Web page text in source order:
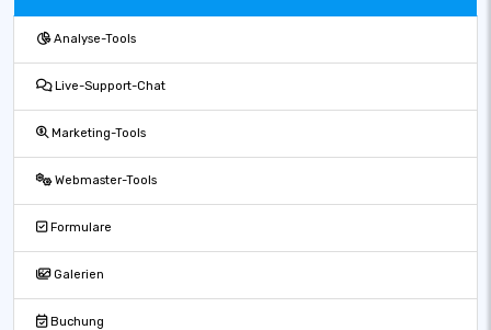
Analyse-Tools
Live-Support-Chat
Marketing-Tools
Webmaster-Tools
Formulare
Galerien
Buchung